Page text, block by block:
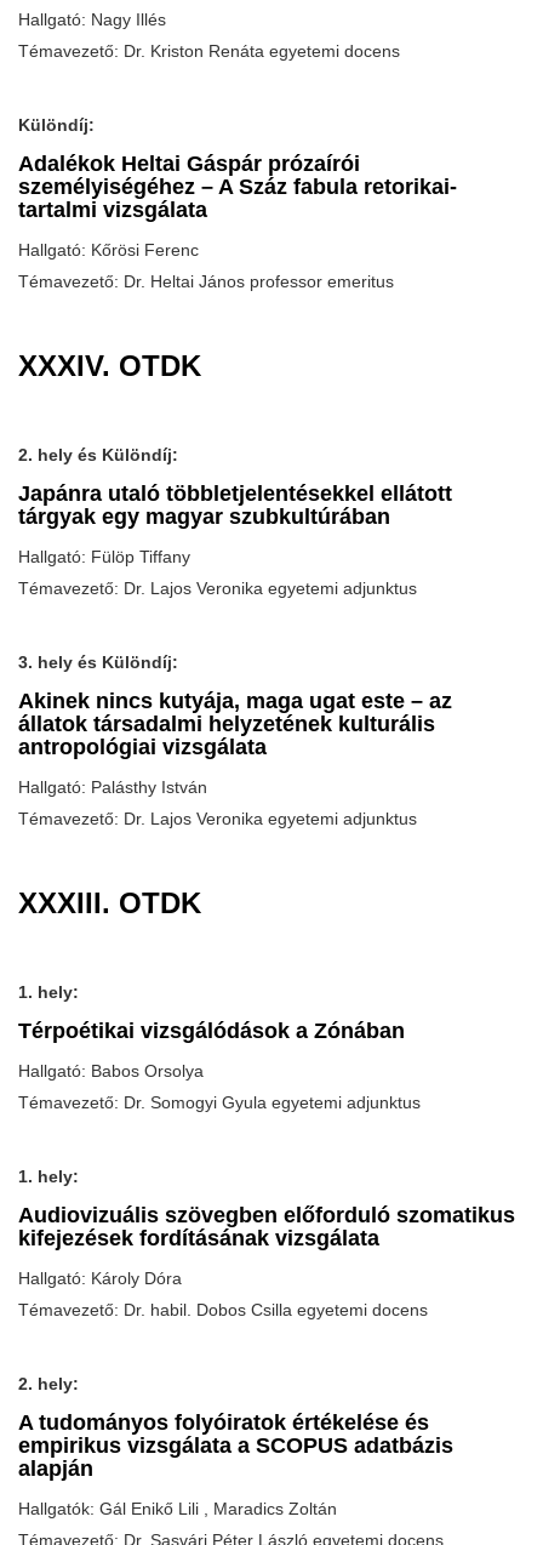
Hallgató: Nagy Illés
Témavezető: Dr. Kriston Renáta egyetemi docens
Különdíj:
Adalékok Heltai Gáspár prózaírói
személyiségéhez – A Száz fabula retorikai-
tartalmi vizsgálata
Hallgató: Kőrösi Ferenc
Témavezető: Dr. Heltai János professor emeritus
XXXIV. OTDK
2. hely és Különdíj:
Japánra utaló többletjelentésekkel ellátott
tárgyak egy magyar szubkultúrában
Hallgató: Fülöp Tiffany
Témavezető: Dr. Lajos Veronika egyetemi adjunktus
3. hely és Különdíj:
Akinek nincs kutyája, maga ugat este – az
állatok társadalmi helyzetének kulturális
antropológiai vizsgálata
Hallgató: Palásthy István
Témavezető: Dr. Lajos Veronika egyetemi adjunktus
XXXIII. OTDK
1. hely:
Térpoétikai vizsgálódások a Zónában
Hallgató: Babos Orsolya
Témavezető: Dr. Somogyi Gyula egyetemi adjunktus
1. hely:
Audiovizuális szövegben előforduló szomatikus
kifejezések fordításának vizsgálata
Hallgató: Károly Dóra
Témavezető: Dr. habil. Dobos Csilla egyetemi docens
2. hely:
A tudományos folyóiratok értékelése és
empirikus vizsgálata a SCOPUS adatbázis
alapján
Hallgatók: Gál Enikő Lili , Maradics Zoltán
Témavezető: Dr. Sasvári Péter László egyetemi docens